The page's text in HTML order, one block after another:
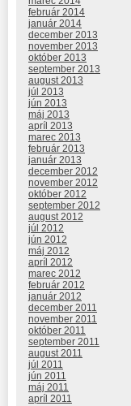
február 2014
január 2014
december 2013
november 2013
október 2013
september 2013
august 2013
júl 2013
jún 2013
máj 2013
apríl 2013
marec 2013
február 2013
január 2013
december 2012
november 2012
október 2012
september 2012
august 2012
júl 2012
jún 2012
máj 2012
apríl 2012
marec 2012
február 2012
január 2012
december 2011
november 2011
október 2011
september 2011
august 2011
júl 2011
jún 2011
máj 2011
apríl 2011